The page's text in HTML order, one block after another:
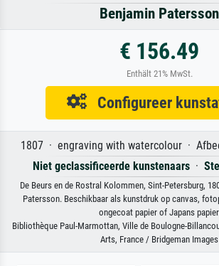
Benjamin Patersson
€ 156.49
Enthält 21% MwSt.
Configureer
1807 · engraving with watercolour ·
Niet geclassificeerde kunstenaars ·
De Beurs en de Rostral Kolommen, Sint-Petersburg,
Patersson. Beschikbaar als kunstdruk op canvas,
ongecoat papier of Japans
Bibliothèque Paul-Marmottan, Ville de Boulogne-
Arts, France / Bridgeman Images